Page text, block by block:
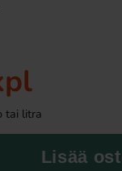
tai litra
Lisää